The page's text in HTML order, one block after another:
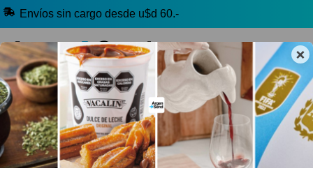
×
Envíos sin cargo desde u$d 60.-
🔥 Selección Argentina
🧉 Clásicos argentinos 🏷️ Todas las categorías